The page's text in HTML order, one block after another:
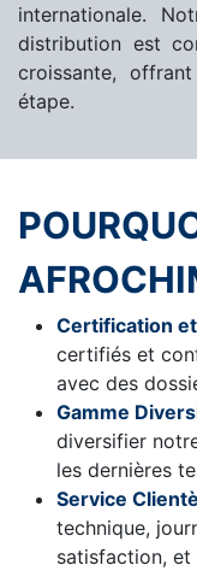
internationale.
distribution est
croissante,
étape.
Certification
certifiés et
avec des
Gamme
diversifier
les dernières
Service
technique,
satisfaction, et